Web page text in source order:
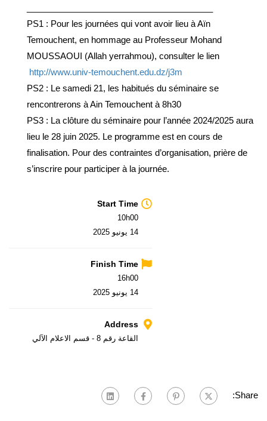
PS1 : Pour les journées qui vont avoir lieu à Aïn
Temouchent, en hommage au Professeur Mohand
MOUSSAOUI (Allah yerrahmou), consulter le lien
http://www.univ-temouchent.edu.dz/j3m
PS2 : Le samedi 21, les habitués du séminaire se
rencontrerons à Ain Temouchent à 8h30
PS3 : La clôture du séminaire pour l’année 2024/2025 aura
lieu le 28 juin 2025. Le programme est en cours de
finalisation. Pour des contraintes d’organisation, prière de
s’inscrire pour participer à la journée.
Start Time
10h00
14 يونيو 2025
Finish Time
16h00
14 يونيو 2025
Address
القاعة رقم 8 - قسم الاعلام الآلي
Share: